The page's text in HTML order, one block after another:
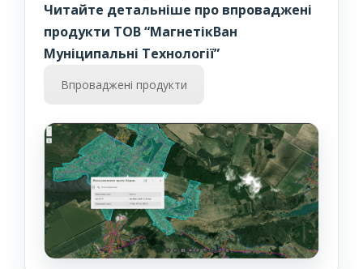
Читайте детальніше про впроваджені
продукти ТОВ “МагнетікВан
Муніципальні Технології”
Впроваджені продукти